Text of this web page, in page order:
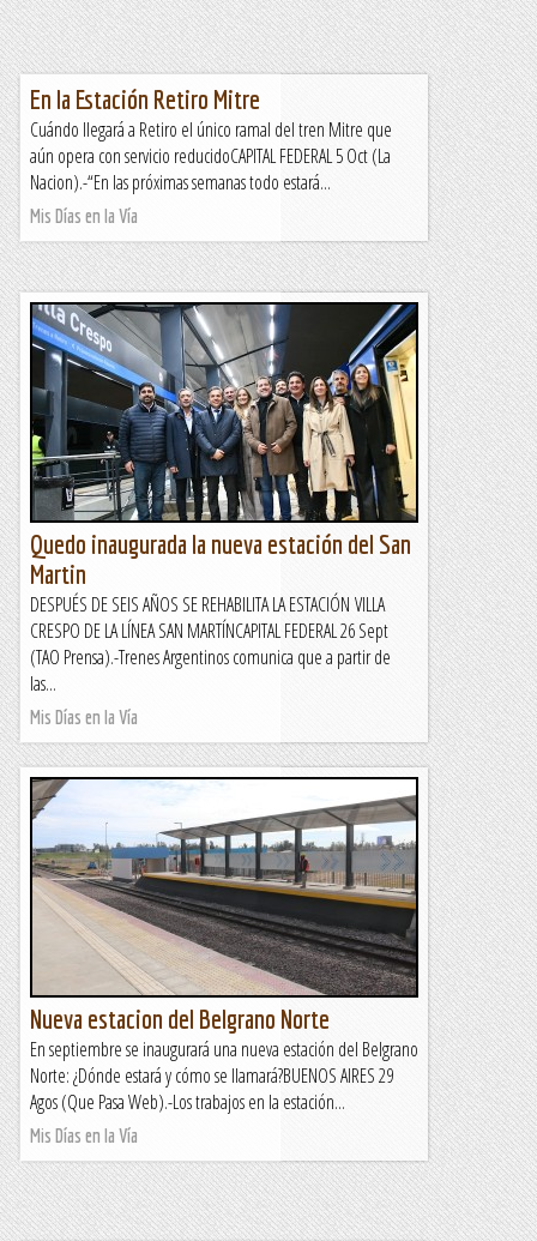
En la Estación Retiro Mitre
Cuándo llegará a Retiro el único ramal del tren Mitre que
aún opera con servicio reducidoCAPITAL FEDERAL 5 Oct (La
Nacion).-“En las próximas semanas todo estará...
Mis Días en la Vía
Quedo inaugurada la nueva estación del San
Martin
DESPUÉS DE SEIS AÑOS SE REHABILITA LA ESTACIÓN VILLA
CRESPO DE LA LÍNEA SAN MARTÍNCAPITAL FEDERAL 26 Sept
(TAO Prensa).-Trenes Argentinos comunica que a partir de
las...
Mis Días en la Vía
Nueva estacion del Belgrano Norte
En septiembre se inaugurará una nueva estación del Belgrano
Norte: ¿Dónde estará y cómo se llamará?BUENOS AIRES 29
Agos (Que Pasa Web).-Los trabajos en la estación...
Mis Días en la Vía